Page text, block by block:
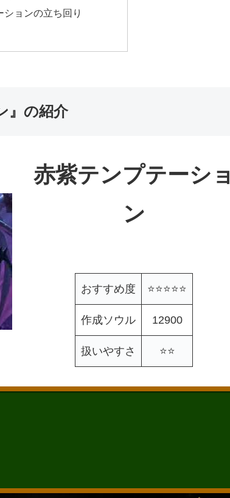
ョンの立ち回り
』の紹介
赤紫テンプテーショ
ン
おすすめ度 ⭐️⭐️⭐️⭐️⭐️
作成ソウル 12900
扱いやすさ ⭐️⭐️